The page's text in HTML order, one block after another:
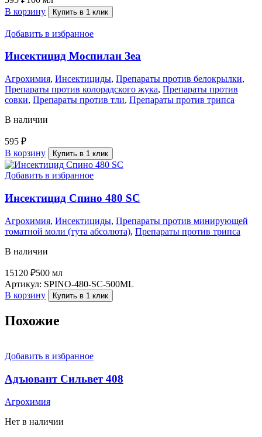
В корзину
Купить в 1 клик
Добавить в избранное
Инсектицид Моспилан Зеа
Агрохимия, Инсектициды, Препараты против белокрылки,
Препараты против колорадского жука, Препараты против
совки, Препараты против тли, Препараты против трипса
В наличии
595 ₽
В корзину
Купить в 1 клик
Добавить в избранное
Инсектицид Спино 480 SC
Агрохимия, Инсектициды, Препараты против минирующей
томатной моли (тута абсолюта), Препараты против трипса
В наличии
15120 ₽500 мл
Артикул: SPINO-480-SC-500ML
В корзину
Купить в 1 клик
Похожие
Добавить в избранное
Адъювант Сильвет 408
Агрохимия
Нет в наличии